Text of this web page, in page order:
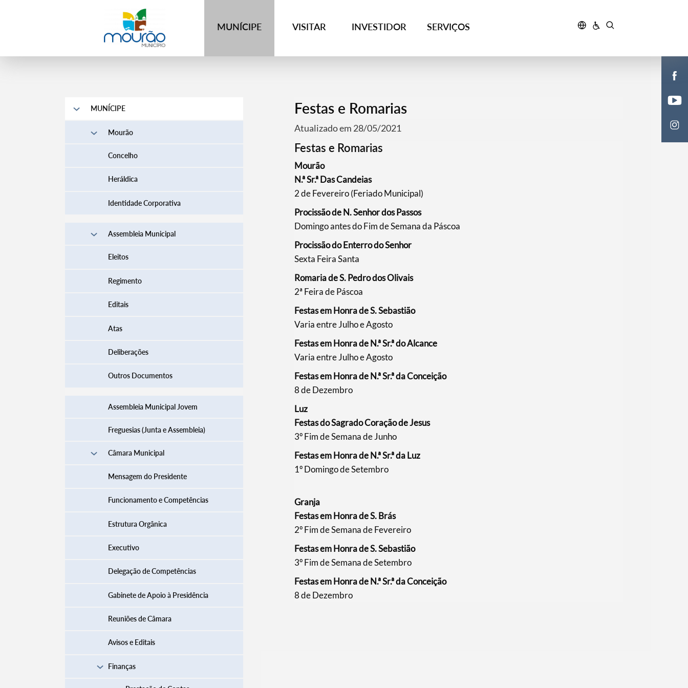
MUNÍCIPE VISITAR INVESTIDOR SERVIÇOS
MUNÍCIPE
Mourão
Concelho
Heráldica
Identidade Corporativa
Assembleia Municipal
Eleitos
Regimento
Editais
Atas
Deliberações
Outros Documentos
Assembleia Municipal Jovem
Freguesias (Junta e Assembleia)
Câmara Municipal
Mensagem do Presidente
Funcionamento e Competências
Estrutura Orgânica
Executivo
Delegação de Competências
Gabinete de Apoio à Presidência
Reuniões de Câmara
Avisos e Editais
Finanças
Festas e Romarias
Atualizado em 28/05/2021
Festas e Romarias
​Mourão​
​​N.ª Sr.ª Das Candeias
2 de Fevereiro (Feriado Municipal)
​Procissão de N. Senhor dos Passos
Domingo antes do Fim de Semana da Páscoa
Procissão do Enterro do Senhor
Sexta Feira Santa​
Romaria de S. Pedro dos Olivais
2ª Feira de Páscoa​
Festas em Honra de S. Sebastião
Varia entre Julho e Agosto​
Festas em Honra de N.ª Sr.ª do Alcance
Varia entre Julho e Agosto​​
Festas em Honra de N.ª Sr.ª da Conceição
​8 de Dezembro
Luz
Festas do Sagrado Coração de Jesus
3º Fim de Semana de Junho
​Festas em Honra de N.ª Sr.ª da Luz​
​​​1º Domingo de Setembro
Granja
Festas em Honra de S. Brás
2º Fim de Semana de Fevereiro
Festas em Honra de S. Sebastião
3º Fim de Semana de Setembro
​Festas em Honra de N.ª Sr.ª da Conceição
​8 de Dezembro